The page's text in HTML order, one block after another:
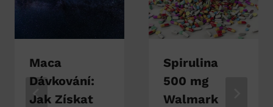
Maca
Dávkování:
Jak Získat
Spirulina
500 mg
Walmark